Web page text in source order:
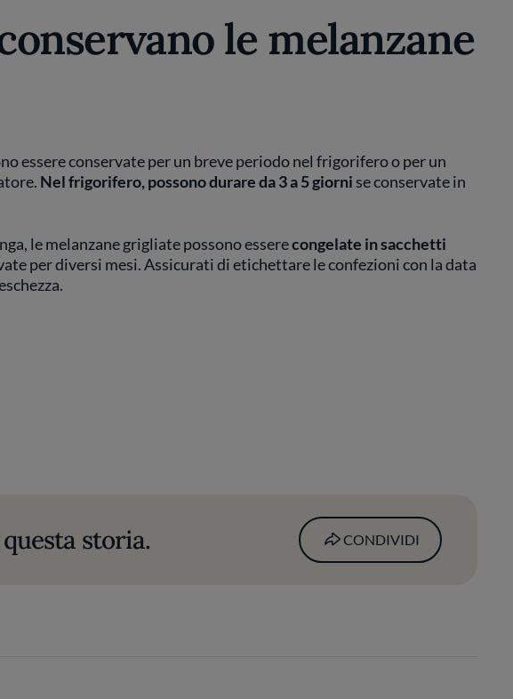
le melanzane
essere conservate per un breve periodo nel frigorifero o per un
Nel frigorifero, possono durare da 3 a 5 giornise conservate in
le melanzane grigliate possono esserecongelate in sacchetti
per diversi mesi. Assicurati di etichettare le confezioni con la data
storia. CONDIVIDI